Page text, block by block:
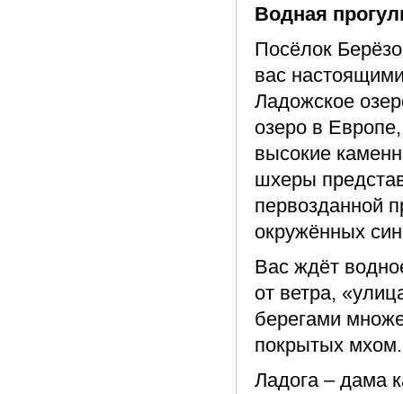
Водная
Посёлок
вас
Ладожское
озеро в
высокие
шхеры
первозданной
окружённых
Вас ждёт
от ветра,
берегами
покрытых мхом.
Ладога – дама